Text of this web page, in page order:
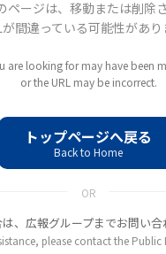
ページは、移動または削除さ
間違っている可能性があり
are looking for may have been
or the URL may be incorrect.
トップページへ戻る
Back to Home
OR
、広報グループまでお問い合
please contact the Public